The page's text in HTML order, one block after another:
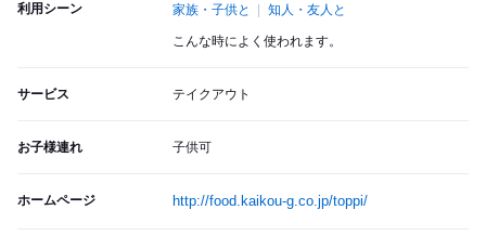
利用シーン 家族・子供と 知人・友人と
こんな時によく使われます。
サービス テイクアウト
お子様連れ 子供可
ホームページ http://food.kaikou-g.co.jp/toppi/